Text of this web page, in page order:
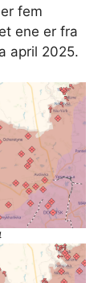
fem
ene er fra
april 2025.